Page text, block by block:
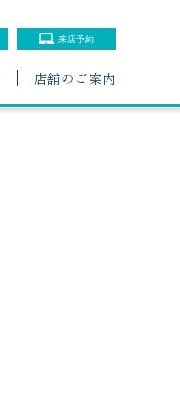
来店予約
店舗のご案内